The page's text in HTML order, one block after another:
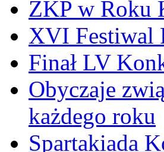
ZKP w Roku
XVI Festiwal
Finał LV
Obyczaje
każdego roku
Spartakiada